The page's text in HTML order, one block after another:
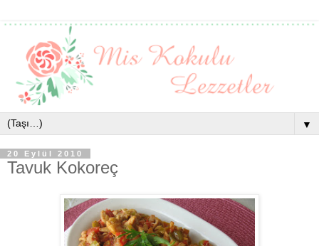
▼
20 Eylül 2010
Tavuk Kokoreç